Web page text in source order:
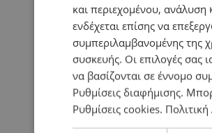
και περιεχομένου,
ενδέχεται επίσης να
συμπεριλαμβανομένης της
συσκευής. Οι επιλογές σας
να βασίζονται σε έννομο
Ρυθμίσεις διαφήμισης.
Ρυθμίσεις cookies.